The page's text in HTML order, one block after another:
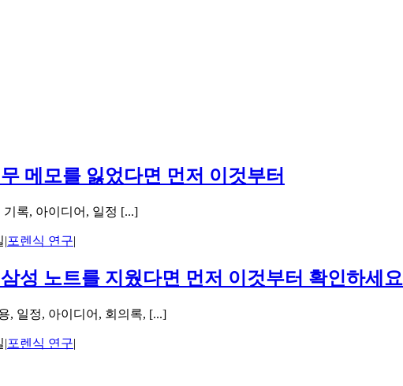
메모를 잃었다면 먼저 이것부터
록, 아이디어, 일정 [...]
|포렌식 연구|
성 노트를 지웠다면 먼저 이것부터 확인하세요
, 일정, 아이디어, 회의록, [...]
|포렌식 연구|